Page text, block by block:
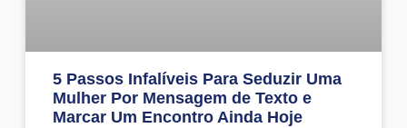
5 Passos Infalíveis Para Seduzir Uma
Mulher Por Mensagem de Texto e
Marcar Um Encontro Ainda Hoje